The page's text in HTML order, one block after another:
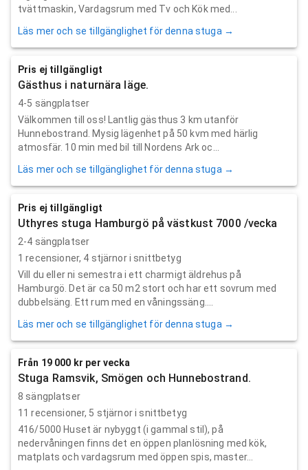
tvättmaskin, Vardagsrum med Tv och Kök med...
Läs mer och se tillgänglighet för denna stuga →
Pris ej tillgängligt
Gästhus i naturnära läge.
4-5 sängplatser
Välkommen till oss! Lantlig gästhus 3 km utanför
Hunnebostrand. Mysig lägenhet på 50 kvm med härlig
atmosfär. 10 min med bil till Nordens Ark oc...
Läs mer och se tillgänglighet för denna stuga →
Pris ej tillgängligt
Uthyres stuga Hamburgö på västkust 7000 /vecka
2-4 sängplatser
1 recensioner, 4 stjärnor i snittbetyg
Vill du eller ni semestra i ett charmigt äldrehus på
Hamburgö. Det är ca 50 m2 stort och har ett sovrum med
dubbelsäng. Ett rum med en våningssäng....
Läs mer och se tillgänglighet för denna stuga →
Från 19 000 kr per vecka
Stuga Ramsvik, Smögen och Hunnebostrand.
8 sängplatser
11 recensioner, 5 stjärnor i snittbetyg
416/5000 Huset är nybyggt (i gammal stil), på
nedervåningen finns det en öppen planlösning med kök,
matplats och vardagsrum med öppen spis, master...